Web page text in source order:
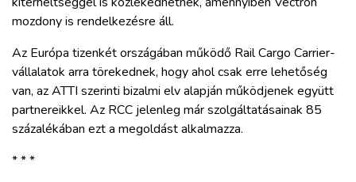
mozdony is rendelkezésre áll.
Az Európa tizenkét országában működő Rail Cargo Carrier-
vállalatok arra törekednek, hogy ahol csak erre lehetőség
van, az ATTI szerinti bizalmi elv alapján működjenek együtt
partnereikkel. Az RCC jelenleg már szolgáltatásainak 85
százalékában ezt a megoldást alkalmazza.
* * *